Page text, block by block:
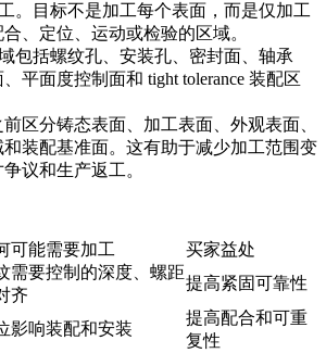
。目标不是加工每个表面，而是仅加工
、定位、运动或检验的区域。
包括螺纹孔、安装孔、密封面、轴承
平面度控制面和 tight tolerance 装配区
区分铸态表面、加工表面、外观表面、
装配基准面。这有助于减少加工范围变
议和生产返工。
可能需要加工
买家益处
需要控制的深度、螺距
齐
提高紧固可靠性
影响装配和安装
提高配合和可重
复性